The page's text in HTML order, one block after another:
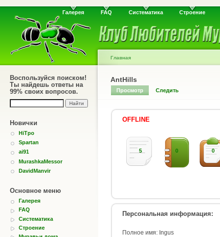
Галерея FAQ Систематика Строение
Воспользуйся поиском!
Ты найдешь ответы на
99% своих вопросов.
Новички
HiTpo
Spartan
ai91
MurashkaMessor
DavidManvir
Основное меню
Галерея
FAQ
Систематика
Строение
Главная
AntHills
Просмотр Следить
OFFLINE
5 0 0
Персональная информация:
Полное имя: Ingus